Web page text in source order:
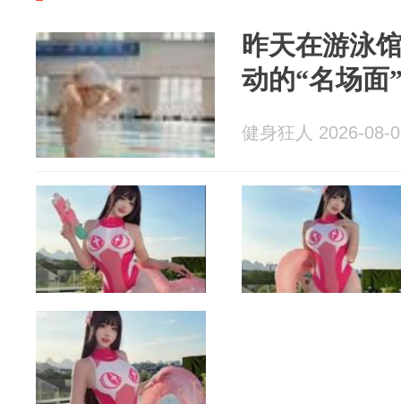
昨天在游泳
动的“名场面
健身狂人 2026-08-